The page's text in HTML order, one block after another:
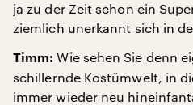
ja zu der Zeit schon ein
ziemlich unerkannt sich in
Timm: Wie sehen Sie denn
schillernde Kostümwelt, in
immer wieder neu